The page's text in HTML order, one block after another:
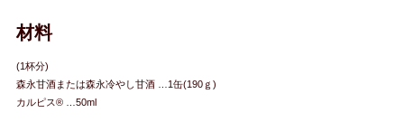
材料
(1杯分)
森永甘酒または森永冷やし甘酒 …1缶(190ｇ)
カルピス® …50ml